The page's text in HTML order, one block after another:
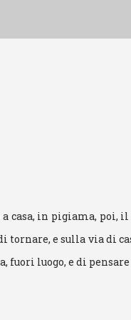
casa, in pigiama, poi,
tornare, e sulla via di
fuori luogo, e di pensare